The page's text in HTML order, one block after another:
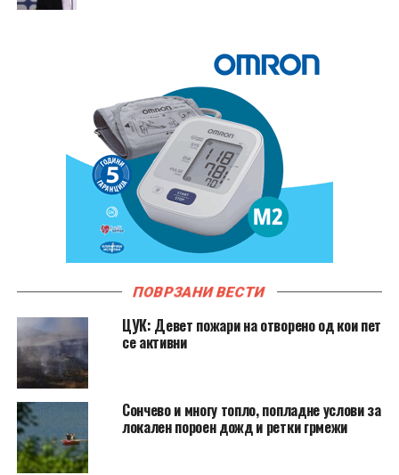
ПОВРЗАНИ ВЕСТИ
ЦУК: Девет пожари на отворено од кои пет
се активни
Сончево и многу топло, попладне услови за
локален пороен дожд и ретки грмежи